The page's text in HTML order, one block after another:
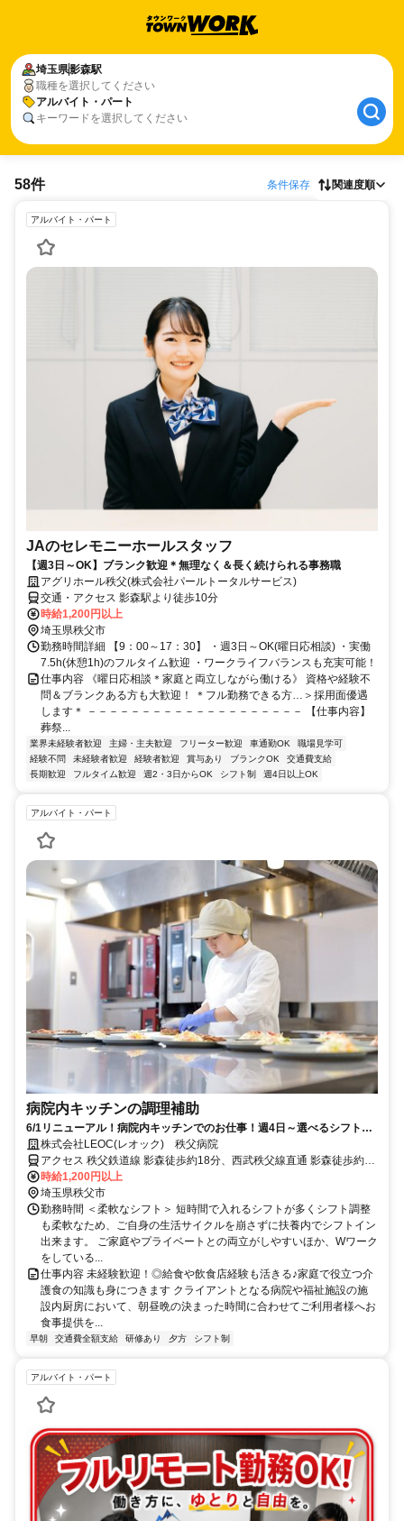
埼玉県影森駅
職種を選択してください
アルバイト・パート
キーワードを選択してください
58件 条件保存 関連度順
アルバイト・パート
JAのセレモニーホールスタッフ
【週3日～OK】ブランク歓迎＊無理なく＆長く続けられる事務職
アグリホール秩父(株式会社パールトータルサービス)
交通・アクセス 影森駅より徒歩10分
時給1,200円以上
埼玉県秩父市
勤務時間詳細 【9：00～17：30】 ・週3日～OK(曜日応相談) ・実働
7.5h(休憩1h)のフルタイム歓迎 ・ワークライフバランスも充実可能！
仕事内容 《曜日応相談＊家庭と両立しながら働ける》 資格や経験不
問＆ブランクある方も大歓迎！ ＊フル勤務できる方…＞採用面優遇
します＊ －－－－－－－－－－－－－－－－－－－－ 【仕事内容】
葬祭...
業界未経験者歓迎 主婦・主夫歓迎 フリーター歓迎 車通勤OK
職場見学可
経験不問
未経験者歓迎 経験者歓迎 賞与あり ブランクOK
交通費支給
長期歓迎
フルタイム歓迎 週2・3日からOK シフト制 週4日以上OK
アルバイト・パート
病院内キッチンの調理補助
6/1リニューアル！病院内キッチンでのお仕事！週4日～選べるシフトで
家庭と両立◎
株式会社LEOC(レオック) 秩父病院
アクセス 秩父鉄道線 影森徒歩約18分、西武秩父線直通 影森徒歩約18
分、西武秩父線/西武池袋線 西武秩父徒歩約30分 「影森」駅下車、徒
歩25分
時給1,200円以上
埼玉県秩父市
勤務時間 ＜柔軟なシフト＞ 短時間で入れるシフトが多くシフト調整
も柔軟なため、ご自身の生活サイクルを崩さずに扶養内でシフトイン
出来ます。 ご家庭やプライベートとの両立がしやすいほか、Wワーク
をしている...
仕事内容 未経験歓迎！◎給食や飲食店経験も活きる♪家庭で役立つ介
護食の知識も身につきます クライアントとなる病院や福祉施設の施
設内厨房において、朝昼晩の決まった時間に合わせてご利用者様へお
食事提供を...
早朝 交通費全額支給 研修あり 夕方 シフト制
アルバイト・パート